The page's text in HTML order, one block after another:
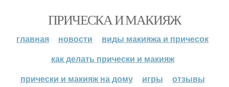
ПРИЧЕСКА И МАКИЯЖ
главная новости
виды макияжа и причесок
как делать прически и макияж
прически и макияж на дому
игры отзывы